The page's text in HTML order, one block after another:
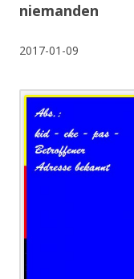
niemanden
2017-01-09